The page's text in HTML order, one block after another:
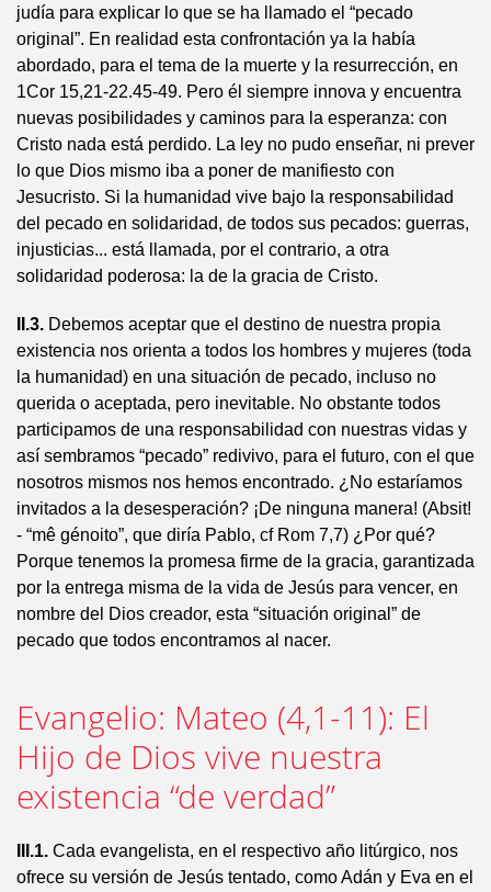
judía para explicar lo que se ha llamado el “pecado
original”. En realidad esta confrontación ya la había
abordado, para el tema de la muerte y la resurrección, en
1Cor 15,21-22.45-49. Pero él siempre innova y encuentra
nuevas posibilidades y caminos para la esperanza: con
Cristo nada está perdido. La ley no pudo enseñar, ni prever
lo que Dios mismo iba a poner de manifiesto con
Jesucristo. Si la humanidad vive bajo la responsabilidad
del pecado en solidaridad, de todos sus pecados: guerras,
injusticias... está llamada, por el contrario, a otra
solidaridad poderosa: la de la gracia de Cristo.
II.3. Debemos aceptar que el destino de nuestra propia
existencia nos orienta a todos los hombres y mujeres (toda
la humanidad) en una situación de pecado, incluso no
querida o aceptada, pero inevitable. No obstante todos
participamos de una responsabilidad con nuestras vidas y
así sembramos “pecado” redivivo, para el futuro, con el que
nosotros mismos nos hemos encontrado. ¿No estaríamos
invitados a la desesperación? ¡De ninguna manera! (Absit!
- “mê génoito”, que diría Pablo, cf Rom 7,7) ¿Por qué?
Porque tenemos la promesa firme de la gracia, garantizada
por la entrega misma de la vida de Jesús para vencer, en
nombre del Dios creador, esta “situación original” de
pecado que todos encontramos al nacer.
Evangelio: Mateo (4,1-11): El
Hijo de Dios vive nuestra
existencia “de verdad”
III.1. Cada evangelista, en el respectivo año litúrgico, nos
ofrece su versión de Jesús tentado, como Adán y Eva en el